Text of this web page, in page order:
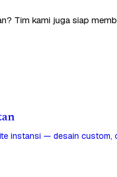
Tim kami juga siap
instansi — desain custom,